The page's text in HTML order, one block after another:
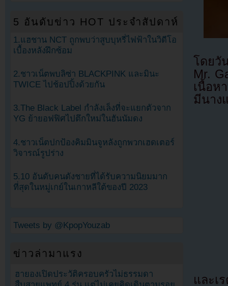
โดยวั
Mr.
เนื้อห
มีนาง
และเ
5 อันดับข่าว HOT ประจำสัปดาห์
1.แฮชาน NCT ถูกพบว่าสูบบุหรี่ไฟฟ้าในวิดีโอ
เบื้องหลังฝึกซ้อม
2.ชาวเน็ตพบลิซ่า BLACKPINK และมินะ
TWICE ไปช้อปปิ้งด้วยกัน
3.The Black Label กำลังเล็งที่จะแยกตัวจาก
YG ย้ายอฟฟิศไปตึกใหม่ในฮันนัมดง
4.ชาวเน็ตปกป้องคิมมินจูหลังถูกพวกเฮดเตอร์
วิจารณ์รูปร่าง
5.10 อันดับคนดังชายที่ได้รับความนิยมมาก
ที่สุดในหมู่เกย์ในเกาหลีใต้ของปี 2023
Tweets by @KpopYouzab
ข่าวล่ามาแรง
ฮายองเปิดประวัติครอบครัวไม่ธรรมดา